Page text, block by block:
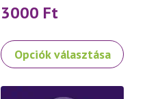
3000 Ft
Opciók választása
Ennek
a